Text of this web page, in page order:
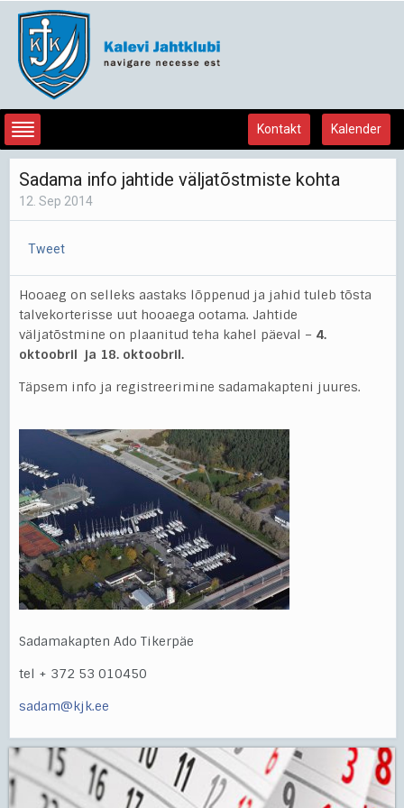
Kontakt Kalender
Sadama info jahtide väljatõstmiste kohta
12. Sep 2014
Tweet
Hooaeg on selleks aastaks lõppenud ja jahid tuleb tõsta
talvekorterisse uut hooaega ootama. Jahtide
väljatõstmine on plaanitud teha kahel päeval – 4.
oktoobril ja 18. oktoobril.
Täpsem info ja registreerimine sadamakapteni juures.
Sadamakapten Ado Tikerpäe
tel + 372 53 010450
sadam@kjk.ee